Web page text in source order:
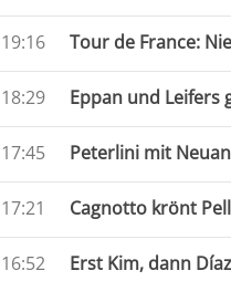
19:16
18:29
17:45
17:21
16:52